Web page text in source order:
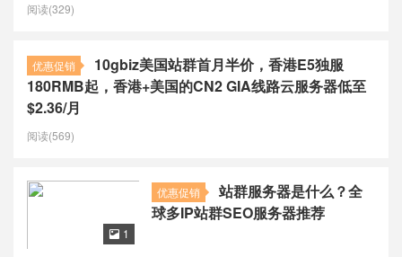
阅读(329)
优惠促销
10gbiz美国站群首月半价，香港E5独服
180RMB起，香港+美国的CN2 GIA线路云服务器低至
$2.36/月
阅读(569)
优惠促销
站群服务器是什么？全
球多IP站群SEO服务器推荐
 1